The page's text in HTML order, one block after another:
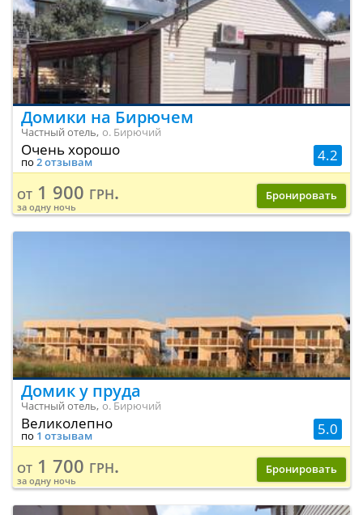
Домики на Бирючем
Частный отель, о. Бирючий
4.2
Очень хорошо
по 2 отзывам
от 1 900 грн.
за одну ночь
Бронировать
Домик у пруда
Частный отель, о. Бирючий
5.0
Великолепно
по 1 отзывам
от 1 700 грн.
за одну ночь
Бронировать